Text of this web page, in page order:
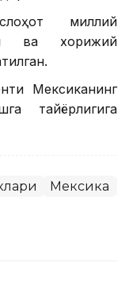
миллий
ва хорижий
Мексиканинг
тайёрлигига
Мексика